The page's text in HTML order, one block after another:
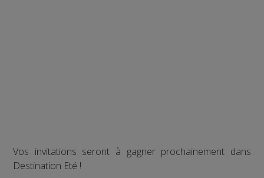
Vos invitations seront à gagner prochainement dans
Destination Eté !